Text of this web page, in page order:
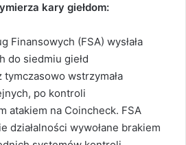
kary giełdom:
Finansowych (FSA) wysłała
do siedmiu giełd
wstrzymała
po kontroli
atakiem na Coincheck. FSA
działalności wywołane brakiem